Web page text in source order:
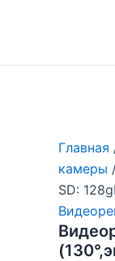
Главная
камеры
SD: